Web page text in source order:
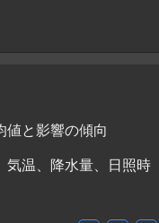
値と影響の傾向
気温、降水量、日照時